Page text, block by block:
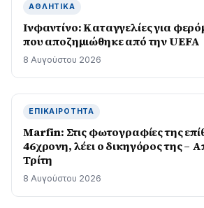
ΑΘΛΗΤΙΚΆ
Ινφαντίνο: Καταγγελίες για
που αποζημιώθηκε από την UEFA
8 Αυγούστου 2026
ΕΠΙΚΑΙΡΌΤΗΤΑ
Marfin: Στις φωτογραφίες της
46χρονη, λέει ο δικηγόρος της –
Τρίτη
8 Αυγούστου 2026